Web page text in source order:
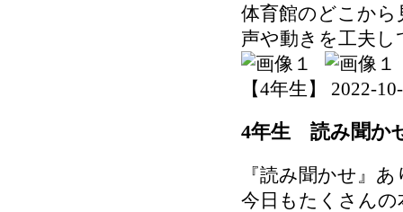
体育館のどこか
声や動きを工夫
【4年生】 2022-
4年生 読み聞か
『読み聞かせ』
今日もたくさん